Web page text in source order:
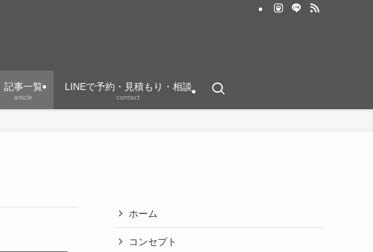
イク対応。
記事一覧
article
LINEで予約・見積もり・相談
contact
ホーム
コンセプト